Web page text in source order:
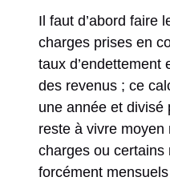
Il faut d’abord faire
charges prises en
taux d’endettement
des revenus ; ce
une année et divisé
reste à vivre
charges ou certains
forcément